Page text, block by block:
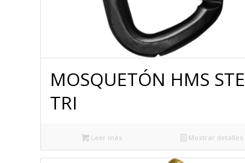
MOSQUETÓN HMS
TRI
Leer más Mostrar detalles